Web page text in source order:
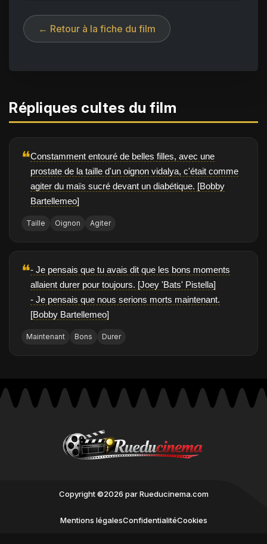
← Retour à la fiche du film
Répliques cultes du film
❝Constamment entouré de belles filles, avec une
prostate de la taille d'un oignon vidalya, c'était comme
agiter du maïs sucré devant un diabétique. [Bobby
Bartellemeo]
Taille Oignon Agiter
❝- Je pensais que tu avais dit que les bons moments
allaient durer pour toujours. [Joey 'Bats' Pistella]
- Je pensais que nous serions morts maintenant.
[Bobby Bartellemeo]
Maintenant Bons Durer
Copyright ©2026 par Rueducinema.com
Mentions légalesConfidentialitéCookies